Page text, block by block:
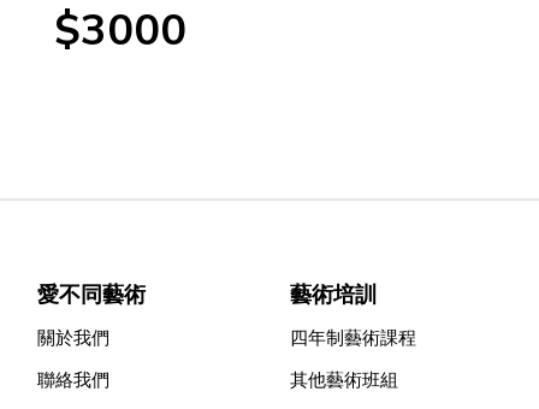
$3000
愛不同藝術
關於我們
聯絡我們
藝術培訓
四年制藝術課程
其他藝術班組